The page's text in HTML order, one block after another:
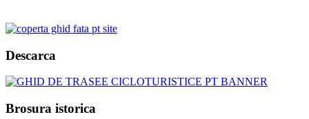
Descarca
Brosura istorica